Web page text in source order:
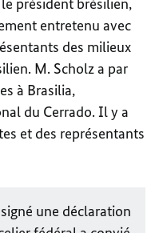
président brésilien,
entretenu avec
des milieux
M. Scholz a par
à Brasilia,
du Cerrado. Il y a
et des représentants
une déclaration